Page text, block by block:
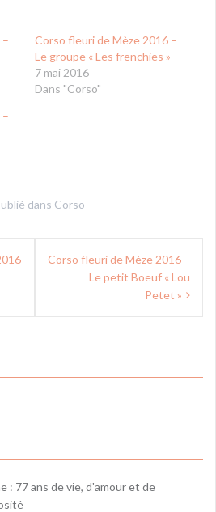
Corso fleuri de Mèze 2016 –
Le groupe « Les frenchies »
7 mai 2016
Dans "Corso"
dans Corso
Corso fleuri de Mèze 2016 –
Le petit Boeuf « Lou
Petet »
: 77 ans de vie, d'amour et de